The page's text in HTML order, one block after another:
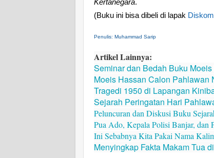
Kertanegara.
(Buku ini bisa dibeli di lapak
Penulis: Muhammad Sarip
Artikel Lainnya:
Seminar dan Bedah Buku
Moeis Hassan Calon Pahlawan
Tragedi 1950 di Lapangan
Sejarah Peringatan Hari
Peluncuran dan Diskusi Buku
Pua Ado, Kepala Polisi Banjar, dan
Ini Sebabnya Kita Pakai Nama
Menyingkap Fakta Makam Tua